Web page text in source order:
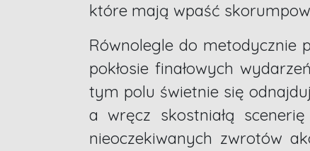
które mają wpaść
Równolegle do metodycznie
pokłosie finałowych
tym polu świetnie się
a wręcz skostniałą
nieoczekiwanych zwrotów